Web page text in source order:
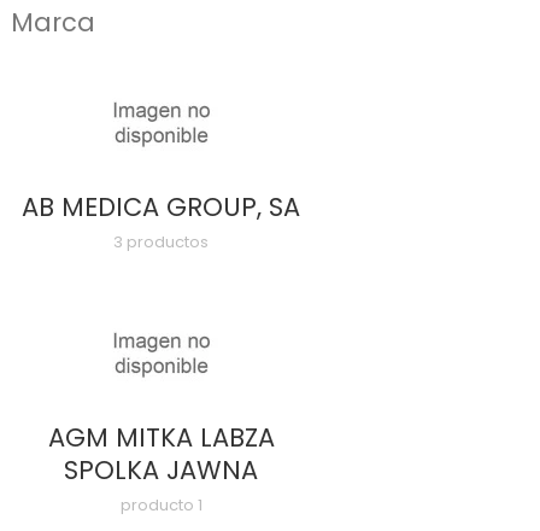
Marca
AB MEDICA GROUP, SA
3 productos
AGM MITKA LABZA
SPOLKA JAWNA
producto 1